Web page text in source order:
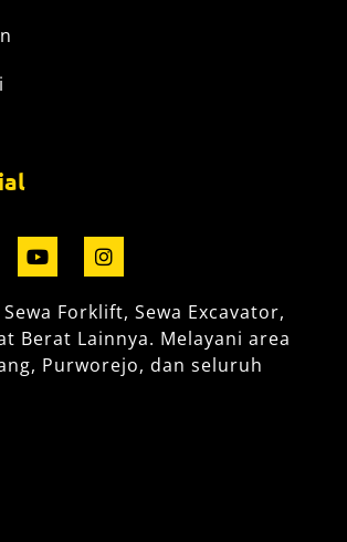
Forklift, Sewa Excavator,
Berat Lainnya. Melayani area
Purworejo, dan seluruh